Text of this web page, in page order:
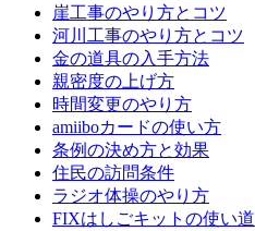
崖工事のやり方とコツ
河川工事のやり方とコツ
金の道具の入手方法
親密度の上げ方
時間変更のやり方
amiiboカードの使い方
条例の決め方と効果
住民の訪問条件
ラジオ体操のやり方
FIXはしごキットの使い道